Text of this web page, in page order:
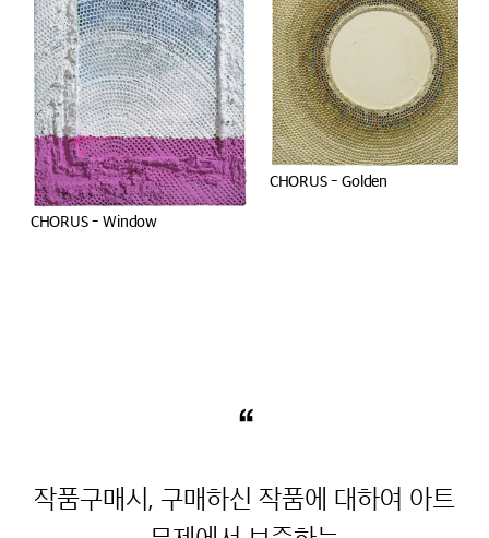
CHORUS - Window
CHORUS - Golden
“
작품구매시, 구매하신 작품에 대하여 아트